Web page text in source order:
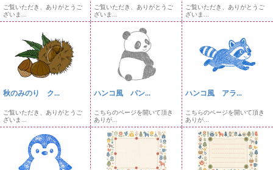
ご覧いただき、ありがとうご
ざいま...
ご覧いただき、ありがとうご
ざいま...
ご覧いただき、ありがとうご
ざいま...
秋のみのり ク...
ご覧いただき、ありがとうご
ざいま...
ハンコ風 パン...
こちらのページを開いて頂き
ありが...
ハンコ風 アラ...
こちらのページを開いて頂き
ありが...